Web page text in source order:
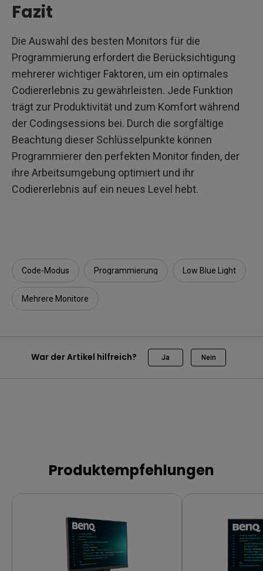
Fazit
Die Auswahl des besten Monitors für die
Programmierung erfordert die Berücksichtigung
mehrerer wichtiger Faktoren, um ein optimales
Codiererlebnis zu gewährleisten. Jede Funktion
trägt zur Produktivität und zum Komfort während
der Codingsessions bei. Durch die sorgfältige
Beachtung dieser Schlüsselpunkte können
Programmierer den perfekten Monitor finden, der
ihre Arbeitsumgebung optimiert und ihr
Codiererlebnis auf ein neues Level hebt.
Code-Modus Programmierung Low Blue Light
Mehrere Monitore
War der Artikel hilfreich? Ja Nein
Produktempfehlungen